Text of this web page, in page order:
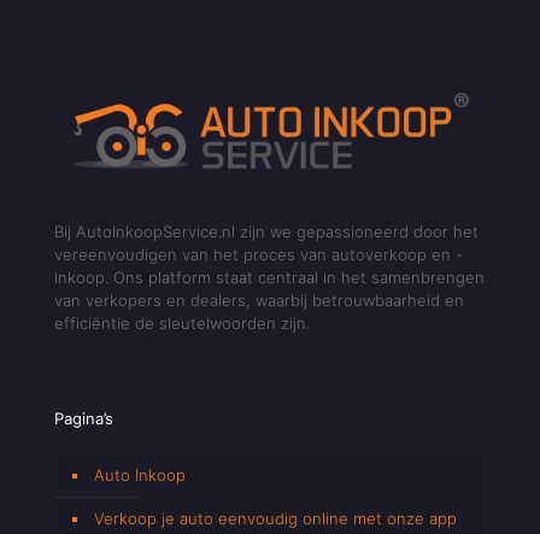
Bij AutoInkoopService.nl zijn we gepassioneerd door het
vereenvoudigen van het proces van autoverkoop en -
inkoop. Ons platform staat centraal in het samenbrengen
van verkopers en dealers, waarbij betrouwbaarheid en
efficiëntie de sleutelwoorden zijn.
Pagina’s
Auto Inkoop
Verkoop je auto eenvoudig online met onze app